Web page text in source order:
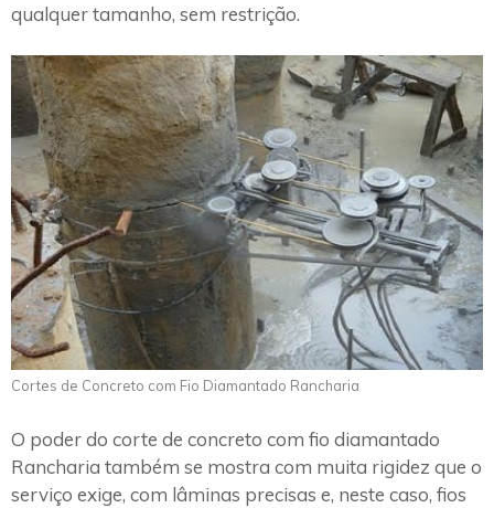
qualquer tamanho, sem restrição.
Cortes de Concreto com Fio Diamantado Rancharia
O poder do corte de concreto com fio diamantado
Rancharia também se mostra com muita rigidez que o
serviço exige, com lâminas precisas e, neste caso, fios